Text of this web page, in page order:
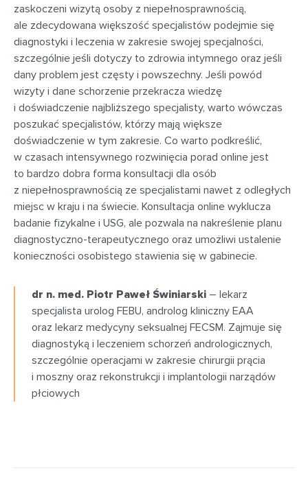
zaskoczeni wizytą osoby z niepełnosprawnością,
ale zdecydowana większość specjalistów podejmie się
diagnostyki i leczenia w zakresie swojej specjalności,
szczególnie jeśli dotyczy to zdrowia intymnego oraz jeśli
dany problem jest częsty i powszechny. Jeśli powód
wizyty i dane schorzenie przekracza wiedzę
i doświadczenie najbliższego specjalisty, warto wówczas
poszukać specjalistów, którzy mają większe
doświadczenie w tym zakresie. Co warto podkreślić,
w czasach intensywnego rozwinięcia porad online jest
to bardzo dobra forma konsultacji dla osób
z niepełnosprawnością ze specjalistami nawet z odległych
miejsc w kraju i na świecie. Konsultacja online wyklucza
badanie fizykalne i USG, ale pozwala na nakreślenie planu
diagnostyczno-terapeutycznego oraz umożliwi ustalenie
konieczności osobistego stawienia się w gabinecie.
dr n. med. Piotr Paweł Świniarski – lekarz
specjalista urolog FEBU, androlog kliniczny EAA
oraz lekarz medycyny seksualnej FECSM. Zajmuje się
diagnostyką i leczeniem schorzeń andrologicznych,
szczególnie operacjami w zakresie chirurgii prącia
i moszny oraz rekonstrukcji i implantologii narządów
płciowych